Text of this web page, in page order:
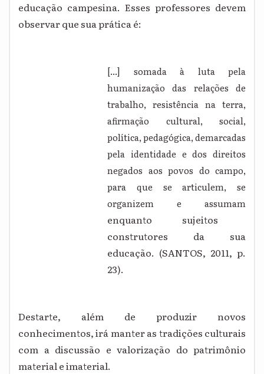
educação campesina. Esses professores devem
observar que sua prática é:
[...] somada à luta pela
humanização das relações de
trabalho, resistência na terra,
afirmação cultural, social,
política, pedagógica, demarcadas
pela identidade e dos direitos
negados aos povos do campo,
para que se articulem, se
organizem e assumam
enquanto sujeitos
construtores da sua
educação. (SANTOS, 2011, p.
23).
Destarte, além de produzir novos
conhecimentos, irá manter as tradições culturais
com a discussão e valorização do patrimônio
material e imaterial.